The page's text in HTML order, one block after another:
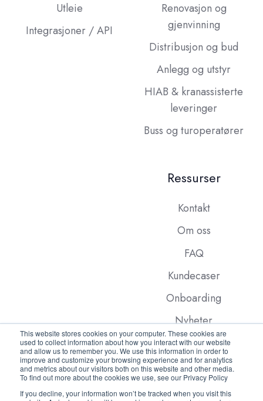
This website stores cookies on your computer. These cookies are
used to collect information about how you interact with our website
and allow us to remember you. We use this information in order to
improve and customize your browsing experience and for analytics
and metrics about our visitors both on this website and other media.
To find out more about the cookies we use, see our Privacy Policy
If you decline, your information won’t be tracked when you visit this
Utleie
Integrasjoner / API
Renovasjon og
gjenvinning
Distribusjon og bud
Anlegg og utstyr
HIAB & kranassisterte
leveringer
Buss og turoperatører
Ressurser
Kontakt
Om oss
FAQ
Kundecaser
Onboarding
Nyheter